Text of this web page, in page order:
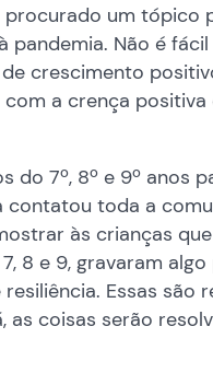
procurado um tópico
pandemia. Não é fácil
crescimento
com a crença
do 7º, 8º e 9º anos
contatou toda a
às crianças
8 e 9, gravaram algo
Essas são
coisas serão